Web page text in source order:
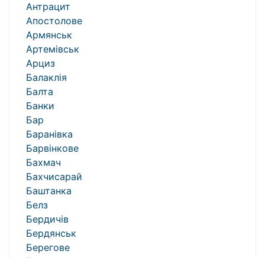
Антрацит
Апостолове
Армянськ
Артемівськ
Арциз
Балаклія
Балта
Банки
Бар
Баранівка
Барвінкове
Бахмач
Бахчисарай
Баштанка
Белз
Бердичів
Бердянськ
Берегове